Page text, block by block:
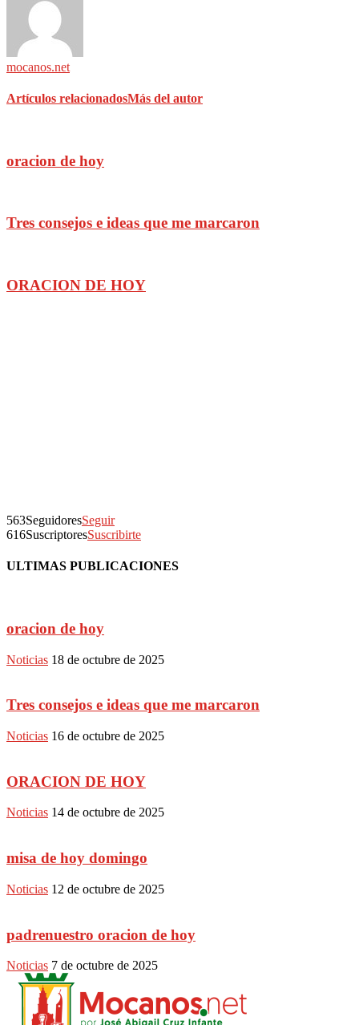
mocanos.net
Artículos relacionadosMás del autor
oracion de hoy
Tres consejos e ideas que me marcaron
ORACION DE HOY
563SeguidoresSeguir
616SuscriptoresSuscribirte
ULTIMAS PUBLICACIONES
oracion de hoy
Noticias 18 de octubre de 2025
Tres consejos e ideas que me marcaron
Noticias 16 de octubre de 2025
ORACION DE HOY
Noticias 14 de octubre de 2025
misa de hoy domingo
Noticias 12 de octubre de 2025
padrenuestro oracion de hoy
Noticias 7 de octubre de 2025